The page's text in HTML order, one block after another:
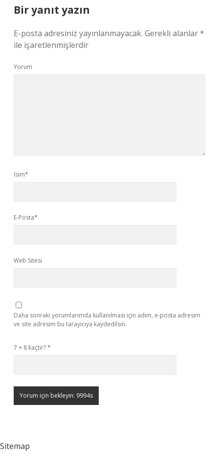
Bir yanıt yazın
E-posta adresiniz yayınlanmayacak. Gerekli alanlar*
ile işaretlenmişlerdir
Yorum
İsim*
E-Posta*
Web Sitesi
Daha sonraki yorumlarımda kullanılması için adım, e-posta adresim
ve site adresim bu tarayıcıya kaydedilsin.
7 + 8 kaçtır?*
Sitemap